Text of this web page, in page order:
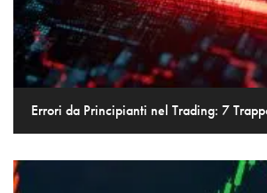
Errori da Principianti nel Trading: 7